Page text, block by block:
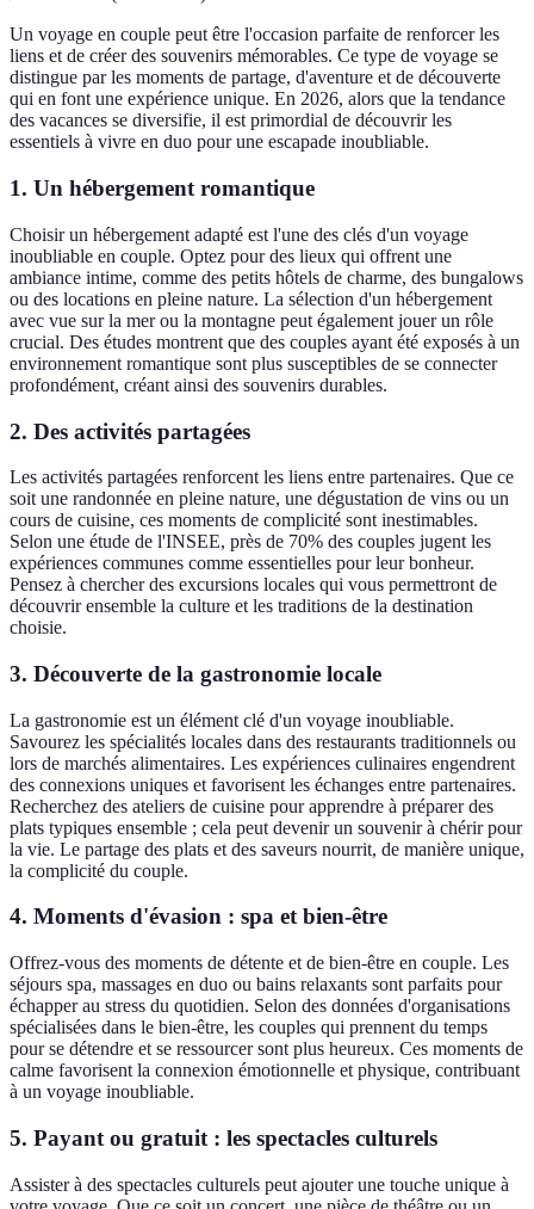
Un voyage en couple peut être l'occasion parfaite de renforcer les
liens et de créer des souvenirs mémorables. Ce type de voyage se
distingue par les moments de partage, d'aventure et de découverte
qui en font une expérience unique. En 2026, alors que la tendance
des vacances se diversifie, il est primordial de découvrir les
essentiels à vivre en duo pour une escapade inoubliable.
1. Un hébergement romantique
Choisir un hébergement adapté est l'une des clés d'un voyage
inoubliable en couple. Optez pour des lieux qui offrent une
ambiance intime, comme des petits hôtels de charme, des bungalows
ou des locations en pleine nature. La sélection d'un hébergement
avec vue sur la mer ou la montagne peut également jouer un rôle
crucial. Des études montrent que des couples ayant été exposés à un
environnement romantique sont plus susceptibles de se connecter
profondément, créant ainsi des souvenirs durables.
2. Des activités partagées
Les activités partagées renforcent les liens entre partenaires. Que ce
soit une randonnée en pleine nature, une dégustation de vins ou un
cours de cuisine, ces moments de complicité sont inestimables.
Selon une étude de l'INSEE, près de 70% des couples jugent les
expériences communes comme essentielles pour leur bonheur.
Pensez à chercher des excursions locales qui vous permettront de
découvrir ensemble la culture et les traditions de la destination
choisie.
3. Découverte de la gastronomie locale
La gastronomie est un élément clé d'un voyage inoubliable.
Savourez les spécialités locales dans des restaurants traditionnels ou
lors de marchés alimentaires. Les expériences culinaires engendrent
des connexions uniques et favorisent les échanges entre partenaires.
Recherchez des ateliers de cuisine pour apprendre à préparer des
plats typiques ensemble ; cela peut devenir un souvenir à chérir pour
la vie. Le partage des plats et des saveurs nourrit, de manière unique,
la complicité du couple.
4. Moments d'évasion : spa et bien-être
Offrez-vous des moments de détente et de bien-être en couple. Les
séjours spa, massages en duo ou bains relaxants sont parfaits pour
échapper au stress du quotidien. Selon des données d'organisations
spécialisées dans le bien-être, les couples qui prennent du temps
pour se détendre et se ressourcer sont plus heureux. Ces moments de
calme favorisent la connexion émotionnelle et physique, contribuant
à un voyage inoubliable.
5. Payant ou gratuit : les spectacles culturels
Assister à des spectacles culturels peut ajouter une touche unique à